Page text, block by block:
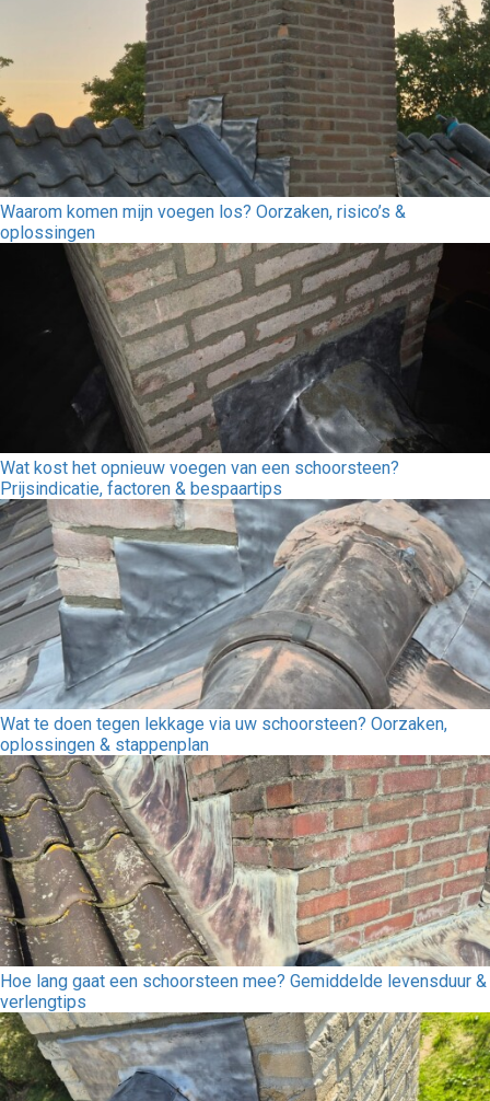
Waarom komen mijn voegen los? Oorzaken, risico’s &
oplossingen
Wat kost het opnieuw voegen van een schoorsteen?
Prijsindicatie, factoren & bespaartips
Wat te doen tegen lekkage via uw schoorsteen? Oorzaken,
oplossingen & stappenplan
Hoe lang gaat een schoorsteen mee? Gemiddelde levensduur &
verlengtips